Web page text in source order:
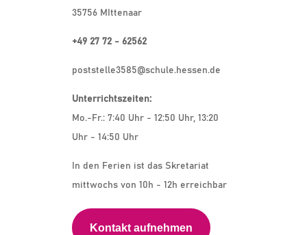
35756 MIttenaar
+49 27 72 - 62562
poststelle3585@schule.hessen.de
Unterrichtszeiten:
Mo.-Fr.: 7:40 Uhr - 12:50 Uhr, 13:20
Uhr - 14:50 Uhr
In den Ferien ist das Skretariat
mittwochs von 10h - 12h erreichbar
Kontakt aufnehmen